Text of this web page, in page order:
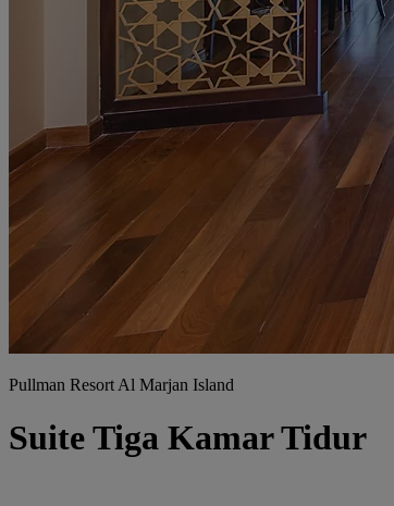
Pullman Resort Al Marjan Island
Suite Tiga Kamar Tidur